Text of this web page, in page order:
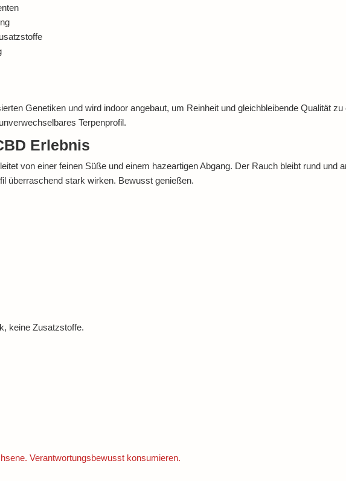
Genetiken und wird indoor angebaut, um Reinheit und gleichbleibende Qualität
Terpenprofil.
Erlebnis
von einer feinen Süße und einem hazeartigen Abgang. Der Rauch bleibt rund und
überraschend stark wirken. Bewusst genießen.
keine Zusatzstoffe.
Verantwortungsbewusst konsumieren.